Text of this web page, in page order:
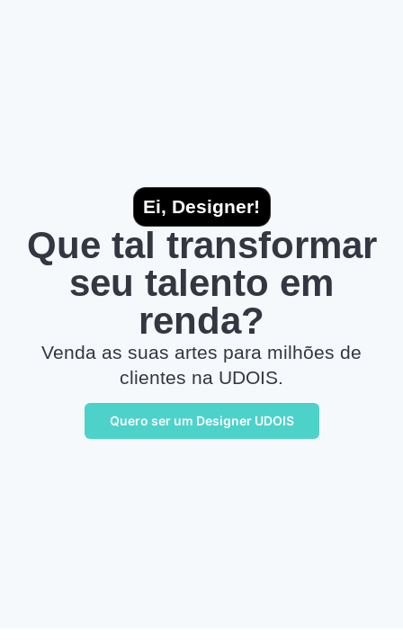
Ei, Designer!
Que tal transformar
seu talento em
renda?
Venda as suas artes para milhões de
clientes na UDOIS.
Quero ser um Designer UDOIS